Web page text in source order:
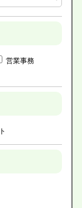
営業事務